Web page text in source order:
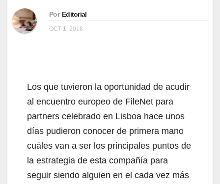
Por Editorial
OCT 1, 2018
Los que tuvieron la oportunidad de acudir
al encuentro europeo de FileNet para
partners celebrado en Lisboa hace unos
días pudieron conocer de primera mano
cuáles van a ser los principales puntos de
la estrategia de esta compañía para
seguir siendo alguien en el cada vez más